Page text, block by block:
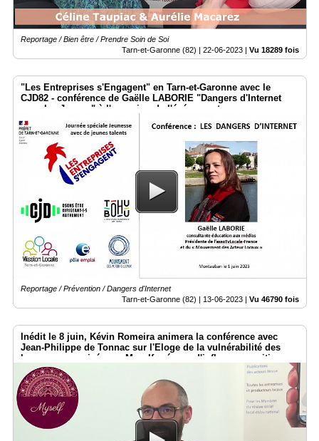
Reportage / Bien être / Prendre Soin de Soi
Tarn-et-Garonne (82) | 22-06-2023 Vu 18289 fois
"Les Entreprises s'Engagent" en Tarn-et-Garonne avec le
CJD82 - conférence de Gaëlle LABORIE "Dangers d'Internet
pour les Jeunes" à l'occasion de l'événement
Reportage / Prévention / Dangers d'Internet
Tarn-et-Garonne (82) | 13-06-2023 | Vu 46790 fois
Inédit le 8 juin, Kévin Romeira animera la conférence avec
Jean-Philippe de Tonnac sur l'Eloge de la vulnérabilité des
hommes organisée par Myself - réseau d'influence positive